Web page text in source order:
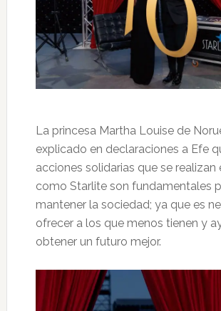
La princesa Martha Louise de
explicado en declaraciones a Efe
acciones solidarias que se realizan
como Starlite son fundamentales
mantener la sociedad; ya que es
ofrecer a los que menos tienen y
obtener un futuro mejor.